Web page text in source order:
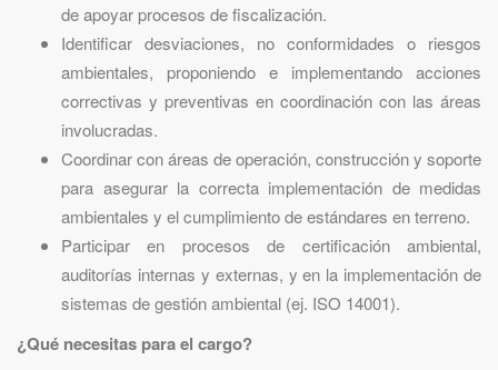
de apoyar procesos de fiscalización.
Identificar desviaciones, no conformidades o riesgos
ambientales, proponiendo e implementando acciones
correctivas y preventivas en coordinación con las áreas
involucradas.
Coordinar con áreas de operación, construcción y soporte
para asegurar la correcta implementación de medidas
ambientales y el cumplimiento de estándares en terreno.
Participar en procesos de certificación ambiental,
auditorías internas y externas, y en la implementación de
sistemas de gestión ambiental (ej. ISO 14001).
¿Qué necesitas para el cargo?